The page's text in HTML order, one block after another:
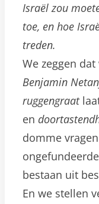
Israël zou
toe, en hoe
treden.
We zeggen
Benjamin
ruggengraat
en
domme
bestaan uit
En we stellen